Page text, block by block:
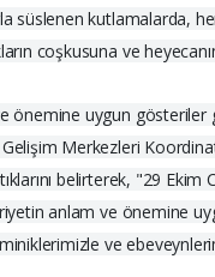
süslenen kutlamalarda,
coşkusuna ve
önemine uygun gösteriler
Merkezleri
belirterek, "29
anlam ve önemine
ve